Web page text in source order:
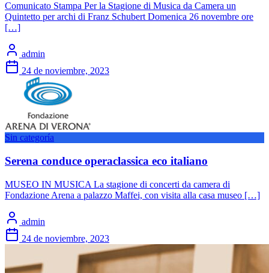
Comunicato Stampa Per la Stagione di Musica da Camera un
Quintetto per archi di Franz Schubert Domenica 26 novembre ore
[…]
admin
24 de noviembre, 2023
Sin categoría
Serena conduce operaclassica eco italiano
MUSEO IN MUSICA La stagione di concerti da camera di
Fondazione Arena a palazzo Maffei, con visita alla casa museo […]
admin
24 de noviembre, 2023